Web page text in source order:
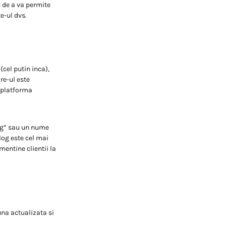
a va permite
ul dvs.
putin inca),
ul este
sau un nume
este cel mai
clientii la
actualizata si